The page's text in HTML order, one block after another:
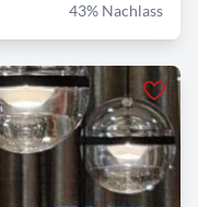
43% Nachlass